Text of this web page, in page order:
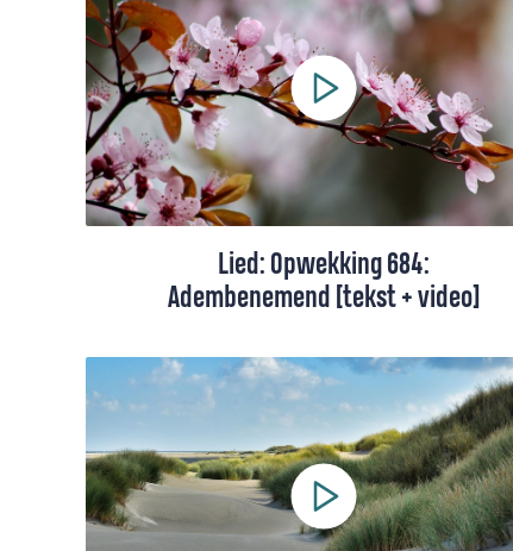
Lied: Opwekking 684:
Adembenemend [tekst + video]
Dit lied draait om één ding: de
van God en de Geest. We zingen over
Hij, ondanks Zijn grootheid, zo dichtbij
komt.